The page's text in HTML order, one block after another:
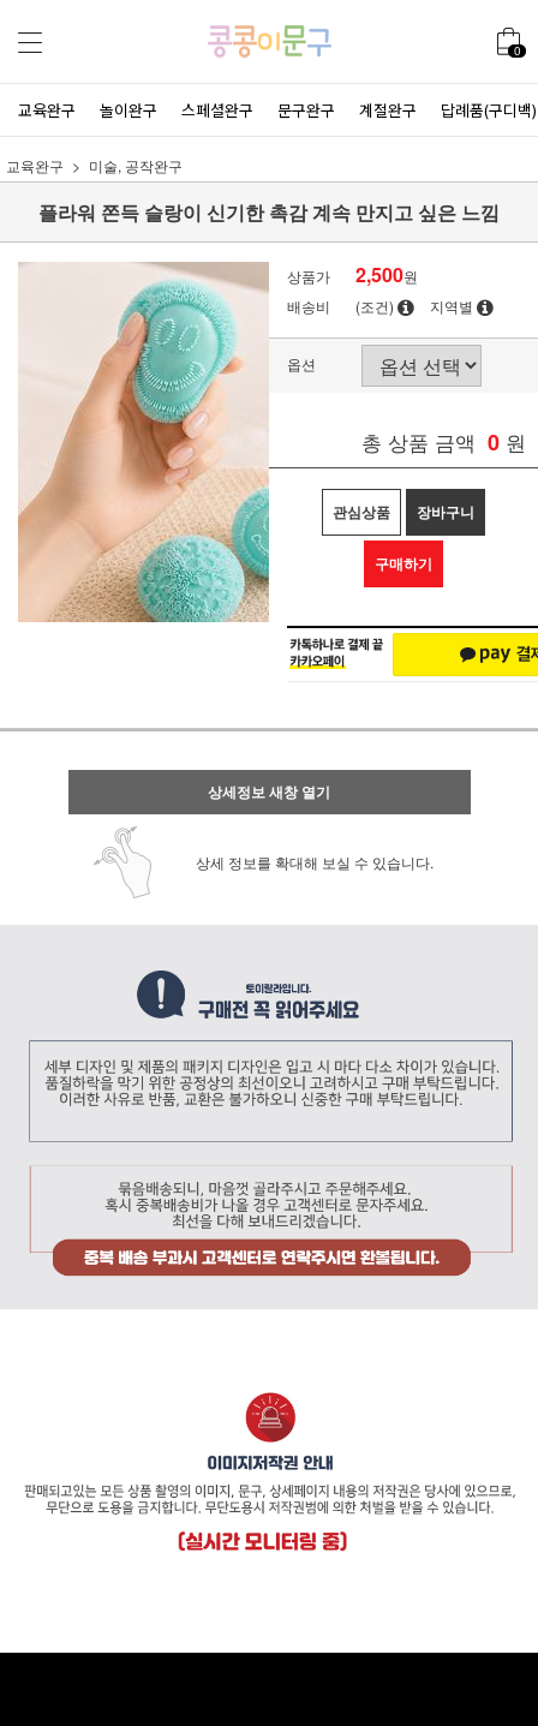
0
교육완구 놀이완구 스페셜완구 문구완구 계절완구 답례품(구디백)
교육완구 미술, 공작완구
플라워 쫀득 슬랑이 신기한 촉감 계속 만지고 싶은 느낌
상품가 2,500원
배송비
(조건) 지역별
옵션
총 상품 금액 0 원
관심상품 장바구니
구매하기
상세정보 새창 열기
상세 정보를 확대해 보실 수 있습니다.